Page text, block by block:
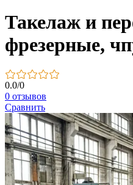
Такелаж и
фрезерные,
0.0/0
0 отзывов
Сравнить